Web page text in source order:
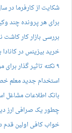
شکایت از کارفرما در سال
برای هر پرونده چند
بررسی بازار کار کاشت
خرید بیزینس در کانادا
۹ نکته تاثیر گذار برای موفقیت در مصاحبه کاری آنلاین
استخدام جدید معلم
بانک اطلاعات مشاغل
چطور یک صرافی ارز
خواب کافی اولین